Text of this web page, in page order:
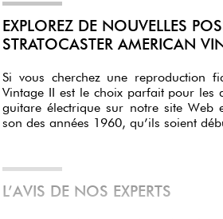
EXPLOREZ DE NOUVELLES
STRATOCASTER AMERICAN
Si vous cherchez une reproduction
Vintage II est le choix parfait pour les
guitare électrique sur notre site Web
son des années 1960, qu’ils soient
L’AVIS DE NOS EXPERTS